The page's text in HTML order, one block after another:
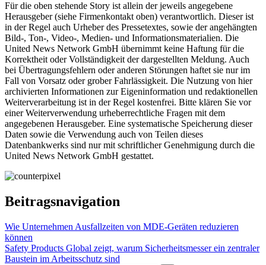
Für die oben stehende Story ist allein der jeweils angegebene
Herausgeber (siehe Firmenkontakt oben) verantwortlich. Dieser ist
in der Regel auch Urheber des Pressetextes, sowie der angehängten
Bild-, Ton-, Video-, Medien- und Informationsmaterialien. Die
United News Network GmbH übernimmt keine Haftung für die
Korrektheit oder Vollständigkeit der dargestellten Meldung. Auch
bei Übertragungsfehlern oder anderen Störungen haftet sie nur im
Fall von Vorsatz oder grober Fahrlässigkeit. Die Nutzung von hier
archivierten Informationen zur Eigeninformation und redaktionellen
Weiterverarbeitung ist in der Regel kostenfrei. Bitte klären Sie vor
einer Weiterverwendung urheberrechtliche Fragen mit dem
angegebenen Herausgeber. Eine systematische Speicherung dieser
Daten sowie die Verwendung auch von Teilen dieses
Datenbankwerks sind nur mit schriftlicher Genehmigung durch die
United News Network GmbH gestattet.
Beitragsnavigation
Wie Unternehmen Ausfallzeiten von MDE-Geräten reduzieren
können
Safety Products Global zeigt, warum Sicherheitsmesser ein zentraler
Baustein im Arbeitsschutz sind